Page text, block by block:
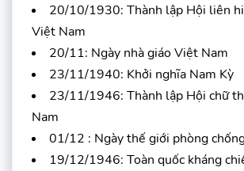
20/10/1930: Thành lập Hội liên
Việt Nam
20/11: Ngày nhà giáo Việt Nam
23/11/1940: Khởi nghĩa Nam Kỳ
23/11/1946: Thành lập Hội chữ
Nam
01/12 : Ngày thế giới phòng
19/12/1946: Toàn quốc kháng